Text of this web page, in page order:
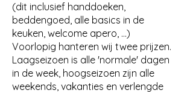
(dit inclusief handdoeken,
beddengoed, alle basics in de
keuken, welcome apero, ...)
Voorlopig hanteren wij twee prijzen.
Laagseizoen is alle 'normale' dagen
in de week, hoogseizoen zijn alle
weekends, vakanties en verlengde